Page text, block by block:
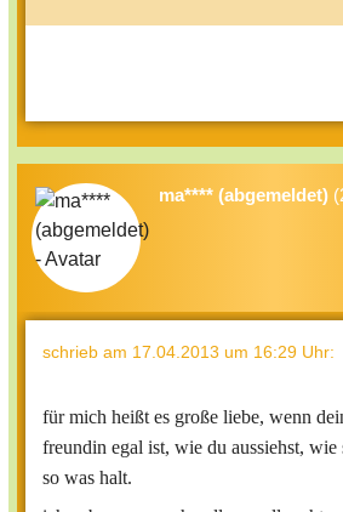
ma**** (abgemeldet)
schrieb am 17.04.2013 um 16:29 Uhr:
für mich heißt es große liebe, wenn
freundin egal ist, wie du aussiehst,
so was halt.